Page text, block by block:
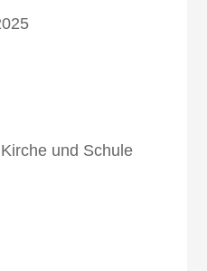
und Schule